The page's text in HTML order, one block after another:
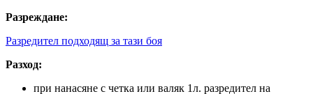
Разреждане:
Разредител подходящ за тази боя
Разход:
при нанасяне с четка или валяк 1л. разредител на